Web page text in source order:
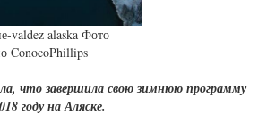
valdez alaska Фото
ConocoPhillips
что завершила свою зимнюю программу
году на Аляске.